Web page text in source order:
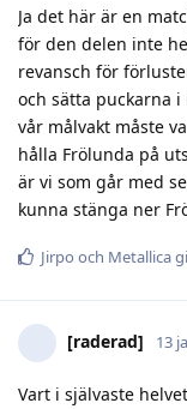
Ja det här är en
för den delen inte
revansch för
och sätta puckarna
vår målvakt måste
hålla Frölunda på
är vi som går med
kunna stänga ner
Jirpo och Metallica
[raderad] 13
Vart i självaste